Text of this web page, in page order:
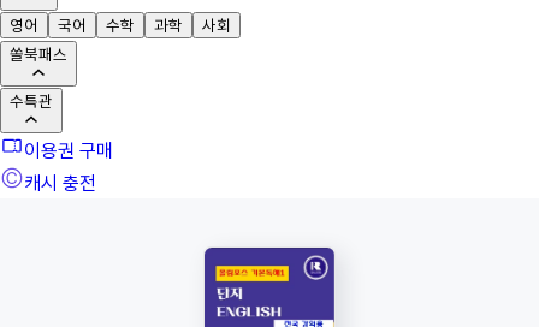
영어 국어 수학 과학
사회
쏠북패스
수특관
이용권 구매
캐시 충전